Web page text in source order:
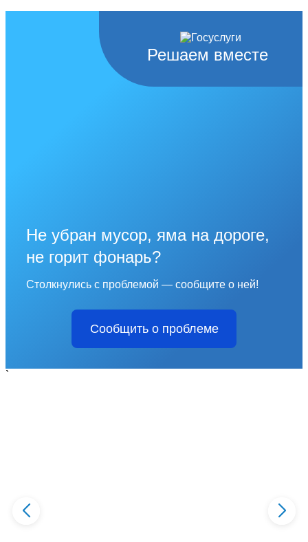
Решаем вместе
Не убран мусор, яма на дороге,
не горит фонарь?
Столкнулись с проблемой — сообщите о ней!
Сообщить о проблеме
`